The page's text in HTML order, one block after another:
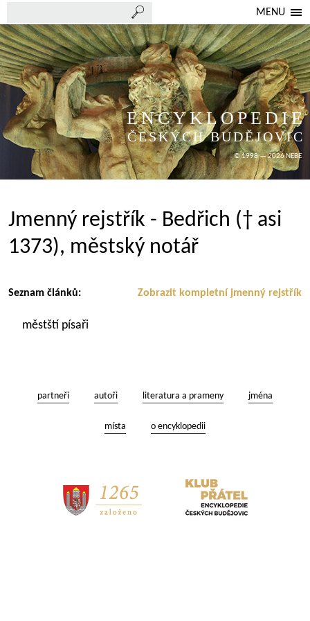
MENU
ENCYKLOPEDIE
ČESKÝCH BUDĚJOVIC
© 1998 — 2026 NEBE
Jmenný rejstřík - Bedřich († asi
1373), městský notář
Zobrazit kompletní jmenný rejstřík
Seznam článků:
městští písaři
partneři autoři literatura a prameny jména
místa o encyklopedii